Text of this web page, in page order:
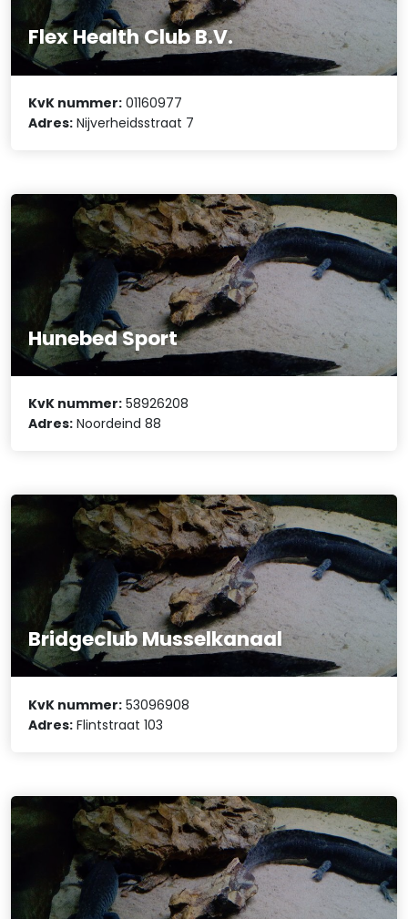
Flex Health Club B.V.
KvK nummer: 01160977
Adres: Nijverheidsstraat 7
Hunebed Sport
KvK nummer: 58926208
Adres: Noordeind 88
Bridgeclub Musselkanaal
KvK nummer: 53096908
Adres: Flintstraat 103